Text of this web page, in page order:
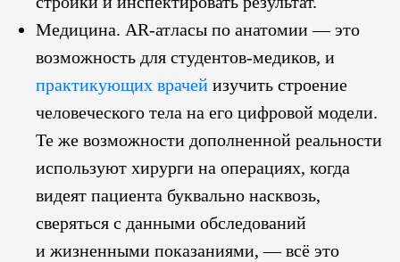
Медицина. AR-атласы по анатомии — это
возможность для студентов-медиков, и
практикующих врачей изучить строение
человеческого тела на его цифровой модели.
Те же возможности дополненной реальности
используют хирурги на операциях, когда
видеят пациента буквально насквозь,
сверяться с данными обследований
и жизненными показаниями, — всё это